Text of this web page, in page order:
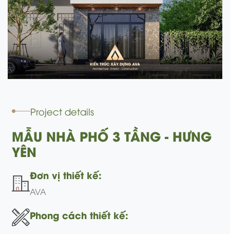
Project details
MẪU NHÀ PHỐ 3 TẦNG - HƯNG
YÊN
Đơn vị thiết kế:
AVA
Phong cách thiết kế: